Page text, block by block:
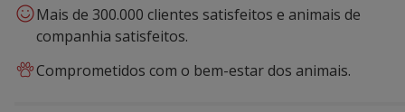
Mais de 300.000 clientes satisfeitos e animais de
companhia satisfeitos.
Comprometidos com o bem-estar dos animais.